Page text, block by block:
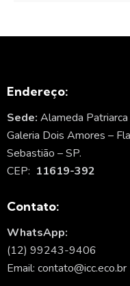
Endereço:
Sede: Alameda
Galeria Dois Amores –
Sebastião – SP.
CEP: 11619-392
Contato:
WhatsApp:
(12) 99243-9406
Email: contato@icc.eco.br